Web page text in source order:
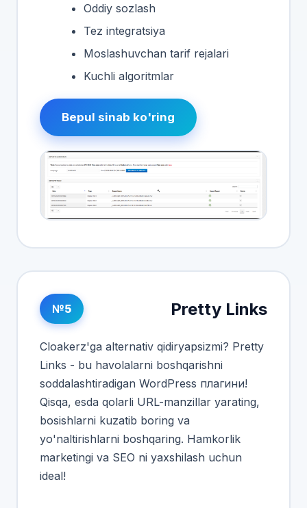
Oddiy sozlash
Tez integratsiya
Moslashuvchan tarif rejalari
Kuchli algoritmlar
Bepul sinab ko'ring
№5 Pretty Links
Cloakerz'ga alternativ qidiryapsizmi? Pretty
Links - bu havolalarni boshqarishni
soddalashtiradigan WordPress плагини!
Qisqa, esda qolarli URL-manzillar yarating,
bosishlarni kuzatib boring va
yo'naltirishlarni boshqaring. Hamkorlik
marketingi va SEO ni yaxshilash uchun
ideal!